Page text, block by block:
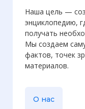
Наша цель —
энциклопедию,
получать
Мы создаем
фактов, точек
материалов.
О нас